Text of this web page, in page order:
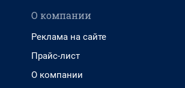
О компании
Реклама на сайте
Прайс-лист
О компании